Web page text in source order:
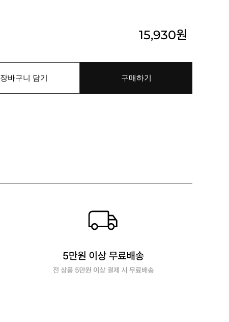
15,930원
장바구니 담기 구매하기